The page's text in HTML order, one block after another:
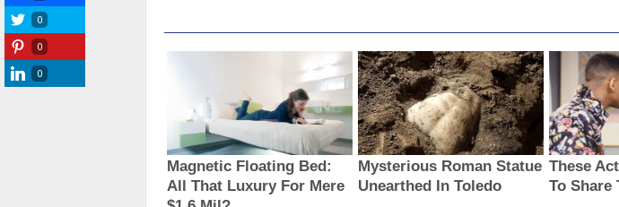
0
0
0